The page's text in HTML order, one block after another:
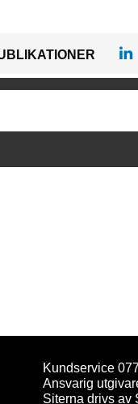
Kundservice
Ansvarig
Siterna drivs av